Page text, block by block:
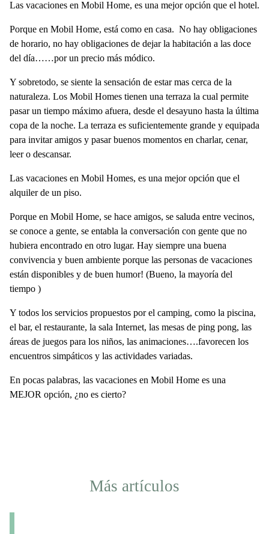
Las vacaciones en Mobil Home, es una mejor opción que el hotel.
Porque en Mobil Home, está como en casa. No hay obligaciones
de horario, no hay obligaciones de dejar la habitación a las doce
del día……por un precio más módico.
Y sobretodo, se siente la sensación de estar mas cerca de la
naturaleza. Los Mobil Homes tienen una terraza la cual permite
pasar un tiempo máximo afuera, desde el desayuno hasta la última
copa de la noche. La terraza es suficientemente grande y equipada
para invitar amigos y pasar buenos momentos en charlar, cenar,
leer o descansar.
Las vacaciones en Mobil Homes, es una mejor opción que el
alquiler de un piso.
Porque en Mobil Home, se hace amigos, se saluda entre vecinos,
se conoce a gente, se entabla la conversación con gente que no
hubiera encontrado en otro lugar. Hay siempre una buena
convivencia y buen ambiente porque las personas de vacaciones
están disponibles y de buen humor! (Bueno, la mayoría del
tiempo )
Y todos los servicios propuestos por el camping, como la piscina,
el bar, el restaurante, la sala Internet, las mesas de ping pong, las
áreas de juegos para los niños, las animaciones….favorecen los
encuentros simpáticos y las actividades variadas.
En pocas palabras, las vacaciones en Mobil Home es una
MEJOR opción, ¿no es cierto?
Más artículos